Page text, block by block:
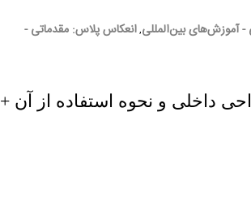
آموزش‌های بین‌المللی,انعکاس پلاس: مقدماتی -
داخلی و نحوه استفاده از آن +